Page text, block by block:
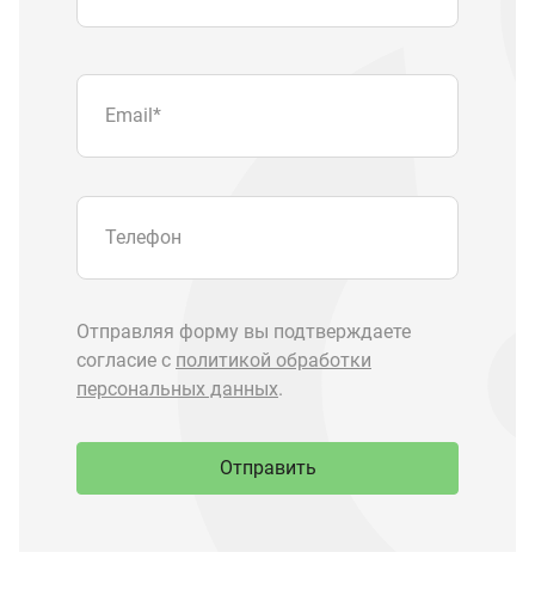
Запчасти Урал
Запчасти Камаз
Спецпредложения